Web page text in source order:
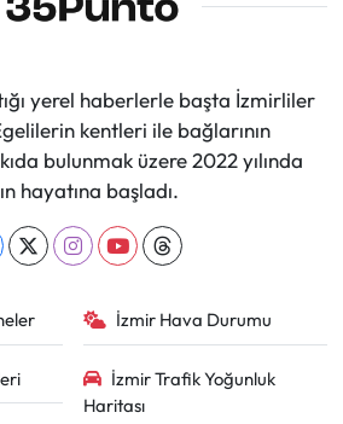
yerel haberlerle başta İzmirliler
kentleri ile bağlarının
bulunmak üzere 2022 yılında
hayatına başladı.
İzmir Hava Durumu
İzmir Trafik Yoğunluk
Haritası